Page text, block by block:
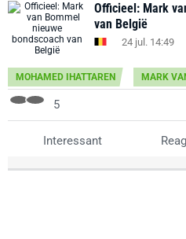
Officieel: Mark
van België
24 jul. 14:49
MOHAMED IHATTAREN MARK
5
Interessant